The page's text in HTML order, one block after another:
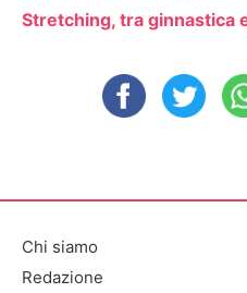
Stretching, tra ginnastica
Chi siamo
Redazione